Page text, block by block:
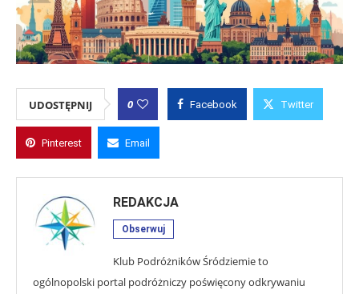
UDOSTĘPNIJ 0 Facebook Twitter
Pinterest Email
REDAKCJA
Obserwuj
Klub Podróżników Śródziemie to
ogólnopolski portal podróżniczy poświęcony odkrywaniu